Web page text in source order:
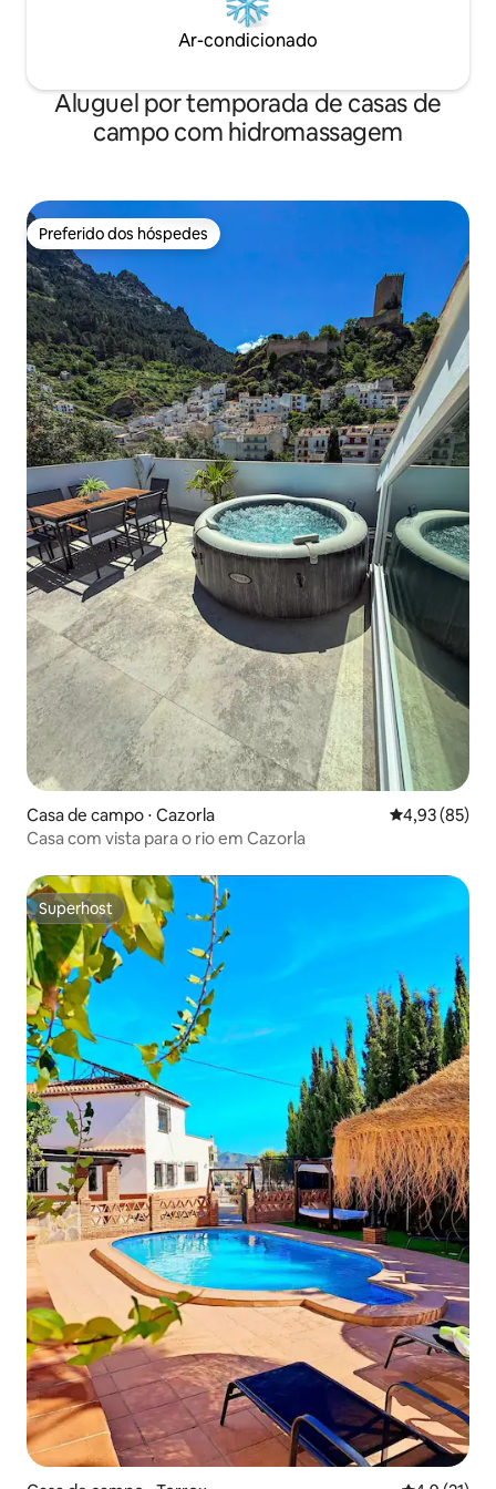
Ar-condicionado
Aluguel por temporada de casas de
campo com hidromassagem
Preferido dos hóspedes
Preferido dos hóspedes
Casa de campo ⋅ Cazorla 4,93 de uma
4,93 (85)
Casa com vista para o rio em Cazorla
Superhost
Superhost